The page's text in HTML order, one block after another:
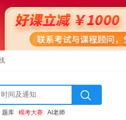
题库 模考大赛 AI老师